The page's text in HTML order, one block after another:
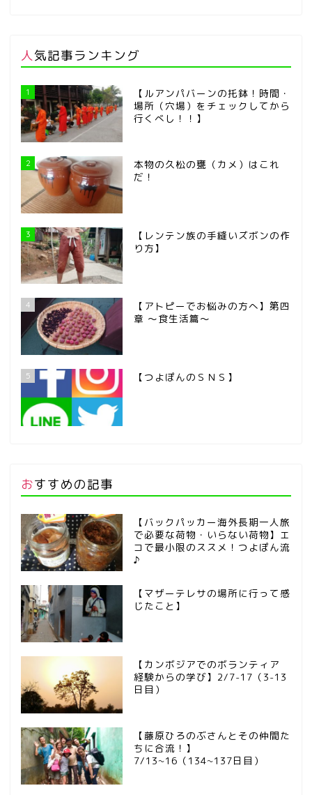
人気記事ランキング
1
【ルアンパバーンの托鉢！時間・
場所（穴場）をチェックしてから
行くべし！！】
2
本物の久松の甕（カメ）はこれ
だ！
3
【レンテン族の手縫いズボンの作
り方】
4
【アトピーでお悩みの方へ】第四
章 ～食生活篇～
5 【つよぽんのＳＮＳ】
おすすめの記事
【バックパッカー海外長期一人旅
で必要な荷物・いらない荷物】エ
コで最小限のススメ！つよぽん流
♪
【マザーテレサの場所に行って感
じたこと】
【カンボジアでのボランティア
経験からの学び】2/7-17（3-13
日目）
【藤原ひろのぶさんとその仲間た
ちに合流！】
7/13~16（134~137日目）